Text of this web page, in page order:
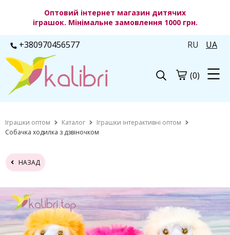
Оптовий інтернет магазин дитячих
іграшок. Мінімальне замовлення 1000 грн.
+380970456577 RU UA
(0)
Іграшки оптом Каталог
Іграшки інтерактивні оптом
Собачка ходилка з дзвіночком
НАЗАД